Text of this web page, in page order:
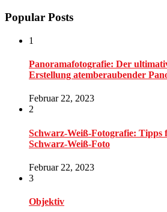
Popular Posts
1
Panoramafotografie: Der
Erstellung atemberaubender
Februar 22, 2023
2
Schwarz-Weiß-Fotografie: Tipps
Schwarz-Weiß-Foto
Februar 22, 2023
3
Objektiv